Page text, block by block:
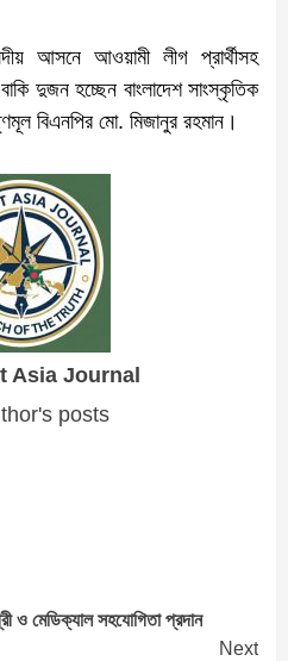
আসনে আওয়ামী লীগ প্রার্থীসহ
দুজন হচ্ছেন বাংলাদেশ সাংস্কৃতিক
বিএনপির মো. মিজানুর রহমান।
Asia Journal
posts
ও মেডিক্যাল সহযোগিতা প্রদান
Next